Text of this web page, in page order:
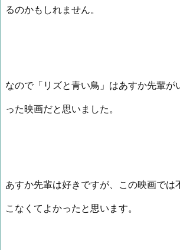
るのかもしれません。
なので「リズと青い鳥」はあすか先輩が
った映画だと思いました。
あすか先輩は好きですが、この映画では
こなくてよかったと思います。